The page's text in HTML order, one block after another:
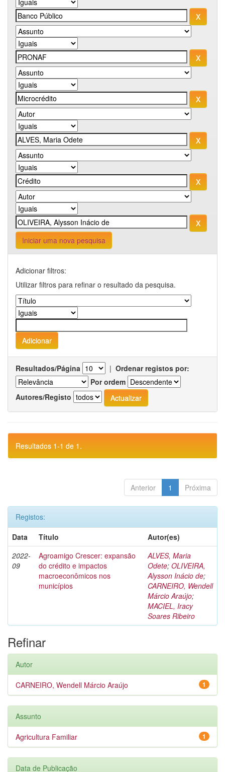
Iniciar uma nova pesquisa
Adicionar filtros:
Utilizar filtros para refinar o resultado da pesquisa.
Resultados/Página | Ordenar registos por:
Por ordem
Autores/Registo
Resultados 1-1 de 1.
Anterior 1 Próxima
Registos:
Data
Título
Autor(es)
2022-
09
Agroamigo Crescer: expansão
do crédito e impactos
macroeconômicos nos
municípios
ALVES, Maria
Odete; OLIVEIRA,
Alysson Inácio de;
CARNEIRO, Wendell
Márcio Araújo;
MACIEL, Iracy
Soares Ribeiro
Refinar
Autor
1
CARNEIRO, Wendell Márcio Araújo
Assunto
1
Agricultura Familiar
Data de Publicação